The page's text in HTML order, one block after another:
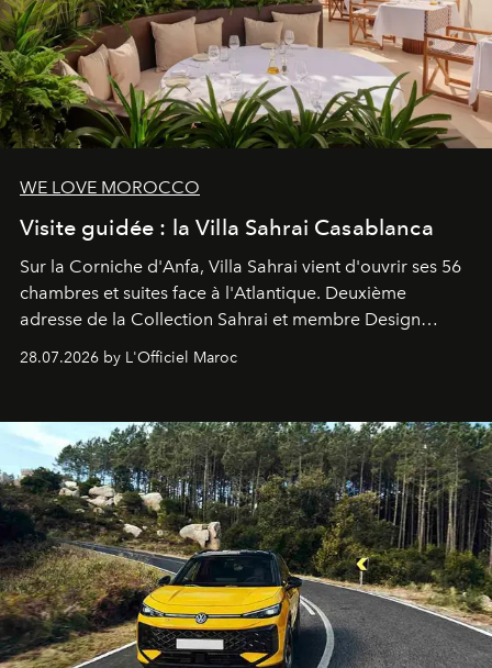
WE LOVE MOROCCO
Visite guidée : la Villa Sahrai Casablanca
Sur la Corniche d'Anfa, Villa Sahrai vient d'ouvrir ses 56
chambres et suites face à l'Atlantique. Deuxième
adresse de la Collection Sahrai et membre Design
Pillet promet un lieu de vie complet. On y a déjeuné…
28.07.2026 by L'Officiel Maroc